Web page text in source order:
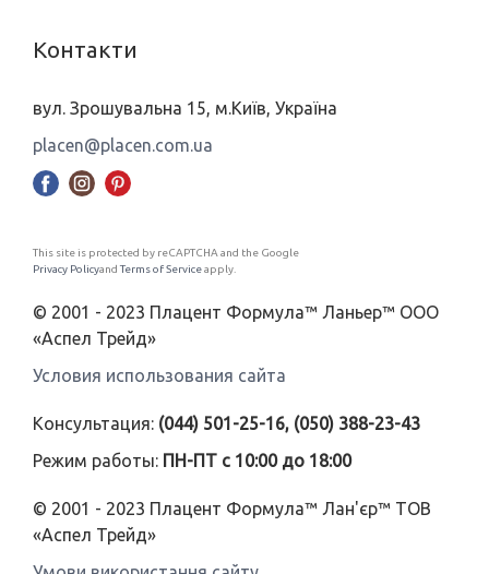
Контакти
вул. Зрошувальна 15, м.Київ, Україна
placen@placen.com.ua
This site is protected by reCAPTCHA and the Google
Privacy Policyand Terms of Serviceapply.
© 2001 - 2023 Плацент Формула™ Ланьер™ ООО
«Аспел Трейд»
Условия использования сайта
Консультация: (044) 501-25-16, (050) 388-23-43
Режим работы: ПН-ПТ с 10:00 до 18:00
© 2001 - 2023 Плацент Формула™ Лан'єр™ ТОВ
«Аспел Трейд»